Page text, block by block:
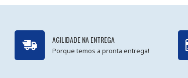
AGILIDADE NA ENTREGA
Porque temos a pronta entrega!